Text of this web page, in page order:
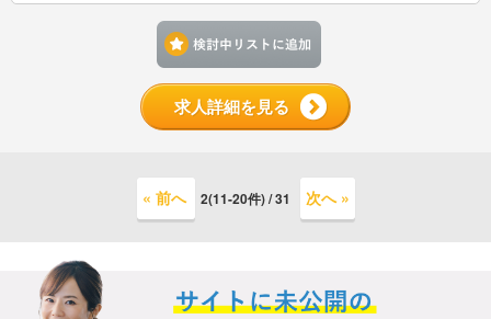
求人詳細を見る
« 前へ 2(11-20件) / 31 次へ »